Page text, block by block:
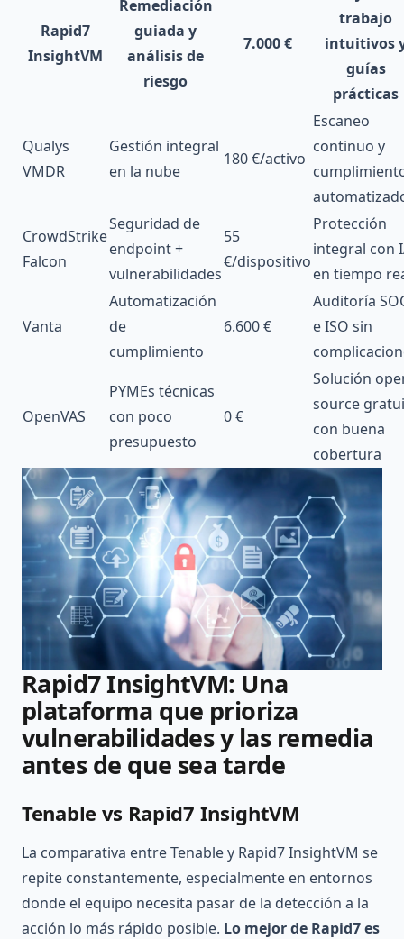
Rapid7
InsightVM
Remediación
guiada y
análisis de
riesgo
7.000 €
trabajo
intuitivos
guías
prácticas
Qualys
VMDR
Gestión integral
en la nube
180 €/activo
Escaneo
continuo y
CrowdStrike
Falcon
Seguridad de
endpoint +
vulnerabilidades
55
€/dispositivo
Protección
integral con
en tiempo
Vanta
Automatización
de
cumplimiento
6.600 €
Auditoría
e ISO sin
OpenVAS
PYMEs técnicas
con poco
presupuesto
0 €
Solución
source
con buena
cobertura
Rapid7 InsightVM: Una
plataforma que prioriza
vulnerabilidades y las remedia
antes de que sea tarde
Tenable vs Rapid7 InsightVM
La comparativa entre Tenable y Rapid7 InsightVM se
repite constantemente, especialmente en entornos
donde el equipo necesita pasar de la detección a la
acción lo más rápido posible. Lo mejor de Rapid7 es